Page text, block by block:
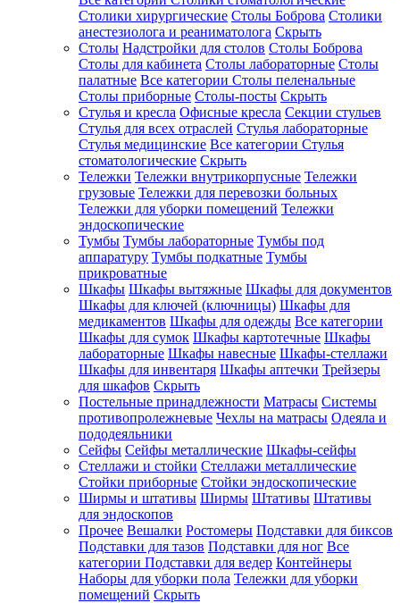
Столики хирургические Столы Боброва Столики
анестезиолога и реаниматолога Скрыть
Столы Надстройки для столов Столы Боброва
Столы для кабинета Столы лабораторные Столы
палатные Все категории Столы пеленальные
Столы приборные Столы-посты Скрыть
Стулья и кресла Офисные кресла Секции стульев
Стулья для всех отраслей Стулья лабораторные
Стулья медицинские Все категории Стулья
стоматологические Скрыть
Тележки Тележки внутрикорпусные Тележки
грузовые Тележки для перевозки больных
Тележки для уборки помещений Тележки
эндоскопические
Тумбы Тумбы лабораторные Тумбы под
аппаратуру Тумбы подкатные Тумбы
прикроватные
Шкафы Шкафы вытяжные Шкафы для документов
Шкафы для ключей (ключницы) Шкафы для
медикаментов Шкафы для одежды Все категории
Шкафы для сумок Шкафы картотечные Шкафы
лабораторные Шкафы навесные Шкафы-стеллажи
Шкафы для инвентаря Шкафы аптечки Трейзеры
для шкафов Скрыть
Постельные принадлежности Матрасы Системы
противопролежневые Чехлы на матрасы Одеяла и
пододеяльники
Сейфы Сейфы металлические Шкафы-сейфы
Стеллажи и стойки Стеллажи металлические
Стойки приборные Стойки эндоскопические
Ширмы и штативы Ширмы Штативы Штативы
для эндоскопов
Прочее Вешалки Ростомеры Подставки для биксов
Подставки для тазов Подставки для ног Все
категории Подставки для ведер Контейнеры
Наборы для уборки пола Тележки для уборки
помещений Скрыть